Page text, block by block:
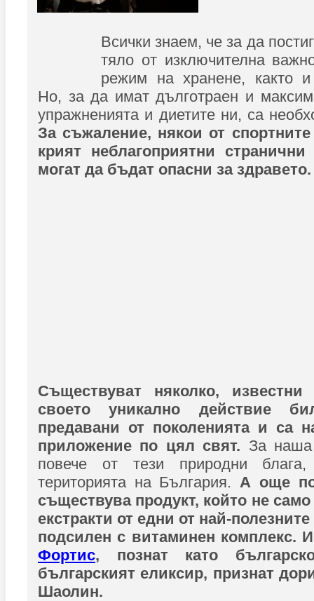
Всички знаем, че за да
тяло от изключителна
режим на хранене, както и
Но, за да имат дълготраен и
упражненията и диетите ни, са
За съжаление, някои от
крият неблагоприятни
могат да бъдат опасни за здравето.
Съществуват няколко,
своето уникално действие
предавани от поколенията и са
приложение по цял свят. За наша
повече от тези природни
територията на България. А още
съществува продукт, който не
екстракти от едни от най-
подсилен с витаминен комплекс.
Фортис, познат като
българският еликсир, признат
Шаолин.